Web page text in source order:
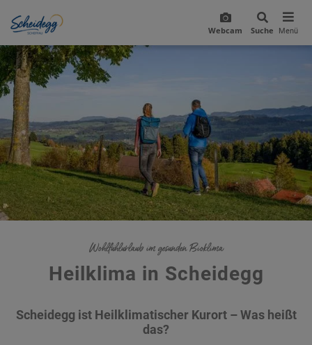
Webcam Suche Menü
Wohlfühlurlaub im gesunden Bioklima
Heilklima in Scheidegg
Scheidegg ist Heilklimatischer Kurort – Was heißt
das?